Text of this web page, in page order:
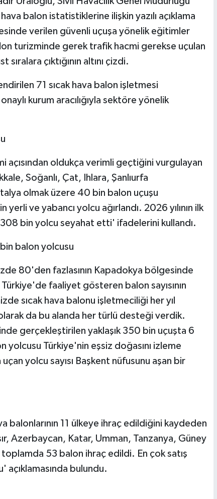
balon istatistiklerine ilişkin yazılı açıklama
verilen güvenli uçuşa yönelik eğitimler
turizminde gerek trafik hacmi gerekse uçulan
sıralara çıktığının altını çizdi.
71 sıcak hava balon işletmesi
kurum aracılığıyla sektöre yönelik
açısından oldukça verimli geçtiğini vurgulayan
Soğanlı, Çat, Ihlara, Şanlıurfa
olmak üzere 40 bin balon uçuşu
ve yabancı yolcu ağırlandı. 2026 yılının ilk
308 bin yolcu seyahat etti' ifadelerini kullandı.
balon yolcusu
80'den fazlasının Kapadokya bölgesinde
faaliyet gösteren balon sayısının
sıcak hava balonu işletmeciliği her yıl
da bu alanda her türlü desteği verdik.
gerçekleştirilen yaklaşık 350 bin uçuşta 6
yolcusu Türkiye'nin eşsiz doğasını izleme
yolcu sayısı Başkent nüfusunu aşan bir
balonlarının 11 ülkeye ihraç edildiğini kaydeden
Azerbaycan, Katar, Umman, Tanzanya, Güney
53 balon ihraç edildi. En çok satış
açıklamasında bulundu.